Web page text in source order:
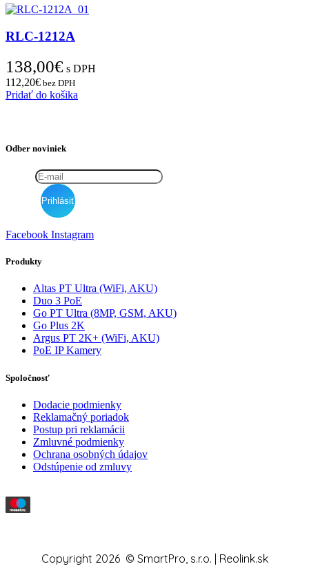
RLC-1212A
138,00€ s DPH
112,20€ bez DPH
Pridať do košika
Odber noviniek
Facebook Instagram
Produkty
Altas PT Ultra (WiFi, AKU)
Duo 3 PoE
Go PT Ultra (8MP, GSM, AKU)
Go Plus 2K
Argus PT 2K+ (WiFi, AKU)
PoE IP Kamery
Spoločnosť
Dodacie podmienky
Reklamačný poriadok
Postup pri reklamácii
Zmluvné podmienky
Ochrana osobných údajov
Odstúpenie od zmluvy
Copyright 2026 © SmartPro, s.r.o. | Reolink.sk